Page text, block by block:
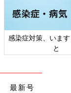
感染症対策、いま
と
最新号